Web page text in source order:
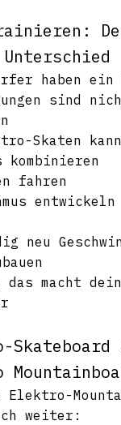
haben ein
sind
Skaten
kombinieren
fahren
entwickeln
neu
das macht
Skateboard
weiter: